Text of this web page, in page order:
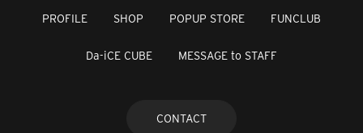
PROFILE SHOP POPUP STORE FUNCLUB
Da-iCE CUBE MESSAGE to STAFF
CONTACT